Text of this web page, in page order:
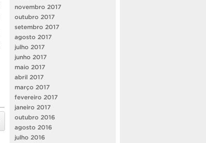
novembro 2017
outubro 2017
setembro 2017
agosto 2017
julho 2017
junho 2017
maio 2017
abril 2017
março 2017
fevereiro 2017
janeiro 2017
outubro 2016
agosto 2016
julho 2016